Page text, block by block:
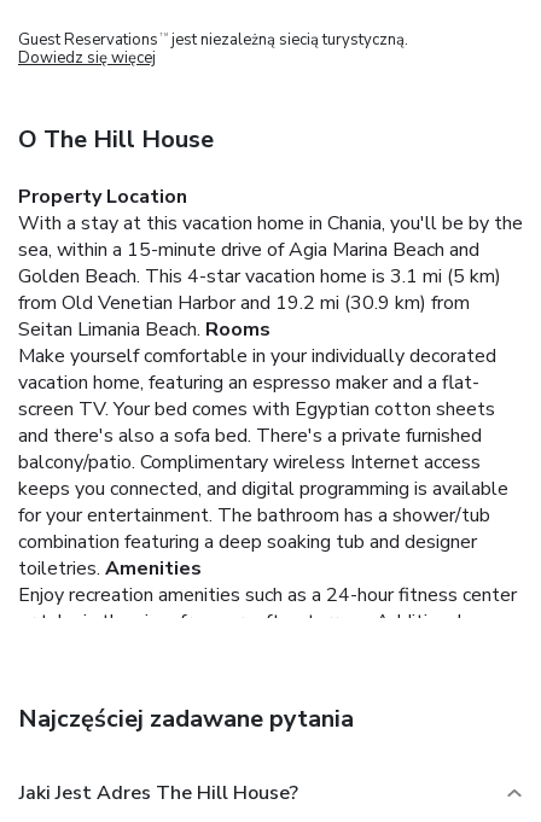
Guest Reservations TM jest niezależną siecią turystyczną.
Dowiedz się więcej
O The Hill House
Property Location
With a stay at this vacation home in Chania, you'll be by the
sea, within a 15-minute drive of Agia Marina Beach and
Golden Beach. This 4-star vacation home is 3.1 mi (5 km)
from Old Venetian Harbor and 19.2 mi (30.9 km) from
Seitan Limania Beach. Rooms
Make yourself comfortable in your individually decorated
vacation home, featuring an espresso maker and a flat-
screen TV. Your bed comes with Egyptian cotton sheets
and there's also a sofa bed. There's a private furnished
balcony/patio. Complimentary wireless Internet access
keeps you connected, and digital programming is available
for your entertainment. The bathroom has a shower/tub
combination featuring a deep soaking tub and designer
toiletries. Amenities
Enjoy recreation amenities such as a 24-hour fitness center
or take in the view from a rooftop terrace. Additional
and babysitting/childcare (surcharge).
Amenities
check-out, and dry cleaning/laundry services. Free self
parking is available onsite.
Najczęściej zadawane pytania
Jaki Jest Adres The Hill House?